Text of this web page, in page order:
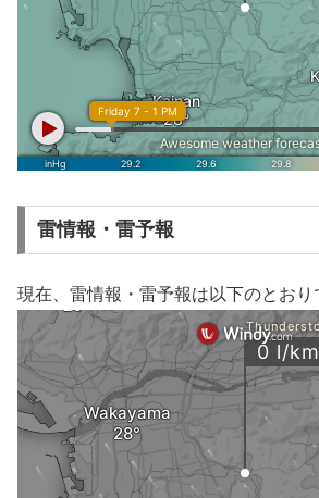
雷情報・雷予報
現在、雷情報・雷予報は以下のとおり